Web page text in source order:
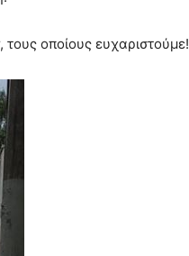
οποίους ευχαριστούμε!